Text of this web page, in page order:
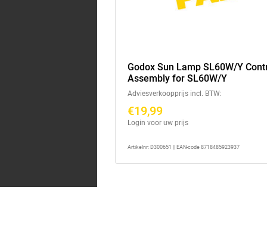
Godox Sun Lamp SL60W/Y
Assembly for SL60W/Y
Adviesverkoopprijs incl. BTW:
€19,99
Login voor uw prijs
Artikelnr: D300651 || EAN-code 8718485923937